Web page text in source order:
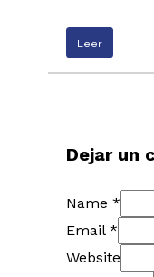
Leer
Dejar un
Name *
Email *
Website